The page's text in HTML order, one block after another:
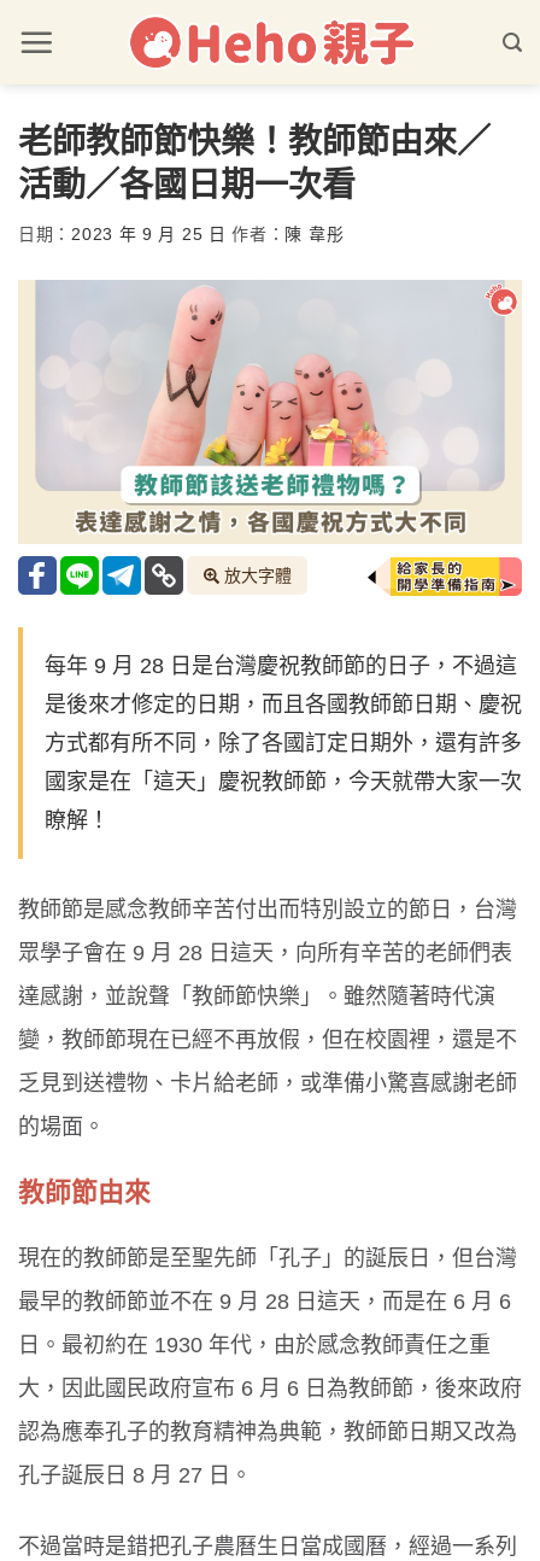
老師教師節快樂！教師節由來／
活動／各國日期一次看
日期： 2023 年 9 月 25 日 作者： 陳 韋彤
放大字體
每年 9 月 28 日是台灣慶祝教師節的日子，不過這
是後來才修定的日期，而且各國教師節日期、慶祝
方式都有所不同，除了各國訂定日期外，還有許多
國家是在「這天」慶祝教師節，今天就帶大家一次
瞭解！
教師節是感念教師辛苦付出而特別設立的節日，台灣
眾學子會在 9 月 28 日這天，向所有辛苦的老師們表
達感謝，並說聲「教師節快樂」。雖然隨著時代演
變，教師節現在已經不再放假，但在校園裡，還是不
乏見到送禮物、卡片給老師，或準備小驚喜感謝老師
的場面。
教師節由來
現在的教師節是至聖先師「孔子」的誕辰日，但台灣
最早的教師節並不在 9 月 28 日這天，而是在 6 月 6
日。最初約在 1930 年代，由於感念教師責任之重
大，因此國民政府宣布 6 月 6 日為教師節，後來政府
認為應奉孔子的教育精神為典範，教師節日期又改為
孔子誕辰日 8 月 27 日。
不過當時是錯把孔子農曆生日當成國曆，經過一系列